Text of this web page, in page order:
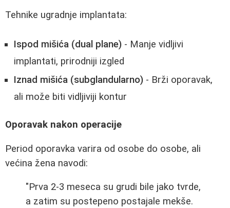
Tehnike ugradnje implantata:
Ispod mišića (dual plane) - Manje vidljivi
implantati, prirodniji izgled
Iznad mišića (subglandularno) - Brži oporavak,
ali može biti vidljiviji kontur
Oporavak nakon operacije
Period oporavka varira od osobe do osobe, ali
većina žena navodi:
"Prva 2-3 meseca su grudi bile jako tvrde,
a zatim su postepeno postajale mekše.